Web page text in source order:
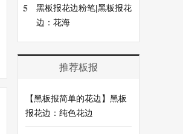
5
黑板报花边粉笔|黑板报花
边：花海
推荐板报
【黑板报简单的花边】黑板
报花边：纯色花边